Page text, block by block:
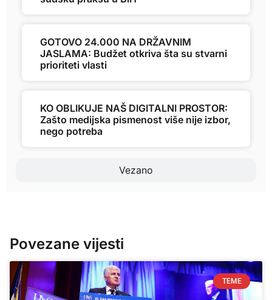
Vezano
GOTOVO 24.000 NA DRŽAVNIM
JASLAMA: Budžet otkriva šta su stvarni
prioriteti vlasti
KO OBLIKUJE NAŠ DIGITALNI PROSTOR:
Zašto medijska pismenost više nije izbor,
nego potreba
Povezane vijesti
TEME